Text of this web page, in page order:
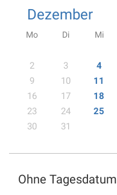
Dezember
Mo Di Mi
2
3 4
9
10 11
16
17 18
23
24 25
30
31
Ohne Tagesdatum